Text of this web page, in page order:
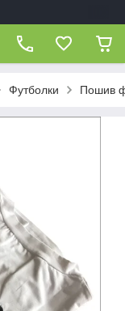
Футболки Пошив